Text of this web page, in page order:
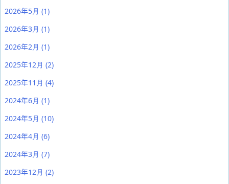
2026年5月 (1)
2026年3月 (1)
2026年2月 (1)
2025年12月 (2)
2025年11月 (4)
2024年6月 (1)
2024年5月 (10)
2024年4月 (6)
2024年3月 (7)
2023年12月 (2)